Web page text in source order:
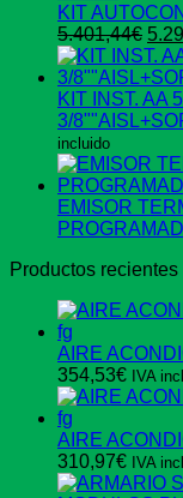
KIT
5.401,44€ El
era:
KIT INST. AA
3/
incluido
EMISOR
Productos recientes
AIRE
354,53€ IVA
AIRE
310,97€ IVA